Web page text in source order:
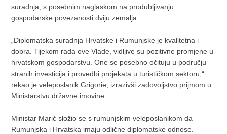
suradnja, s posebnim naglaskom na produbljivanju
gospodarske povezanosti dviju zemalja.
„Diplomatska suradnja Hrvatske i Rumunjske je kvalitetna i
dobra. Tijekom rada ove Vlade, vidljive su pozitivne promjene u
hrvatskom gospodarstvu. One se posebno očituju u području
stranih investicija i provedbi projekata u turističkom sektoru,“
rekao je veleposlanik Grigorie, izrazivši zadovoljstvo prijmom u
Ministarstvu državne imovine.
Ministar Marić složio se s rumunjskim veleposlanikom da
Rumunjska i Hrvatska imaju odlične diplomatske odnose.